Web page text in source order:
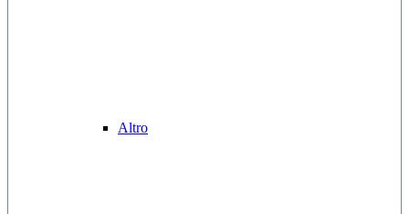
Altro